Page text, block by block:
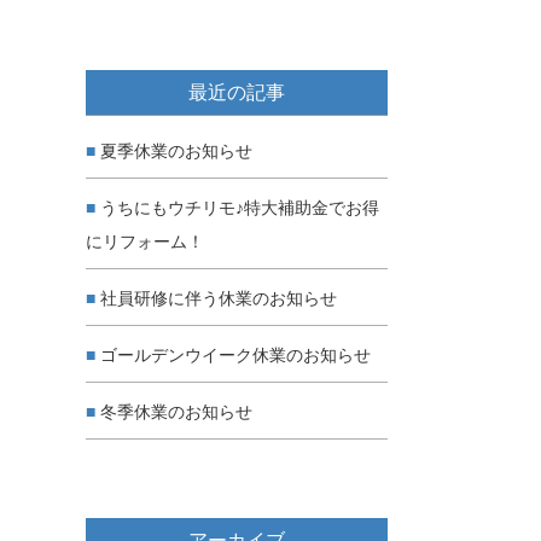
最近の記事
夏季休業のお知らせ
うちにもウチリモ♪特大補助金でお得
にリフォーム！
社員研修に伴う休業のお知らせ
ゴールデンウイーク休業のお知らせ
冬季休業のお知らせ